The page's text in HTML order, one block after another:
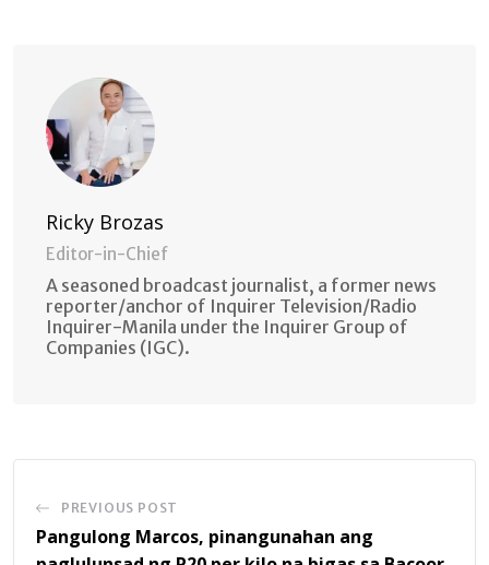
Ricky Brozas
Editor-in-Chief
A seasoned broadcast journalist, a former news
reporter/anchor of Inquirer Television/Radio
Inquirer-Manila under the Inquirer Group of
Companies (IGC).
PREVIOUS POST
Pangulong Marcos, pinangunahan ang